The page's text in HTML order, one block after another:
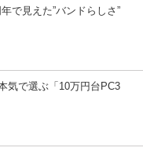
で見えた”バンドらしさ”
気で選ぶ「10万円台PC3